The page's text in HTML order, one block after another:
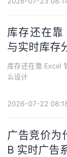
库存还在
与实时库存
库存还在靠 Excel
么设计
2026-07-22
广告竞价为
B 实时广告